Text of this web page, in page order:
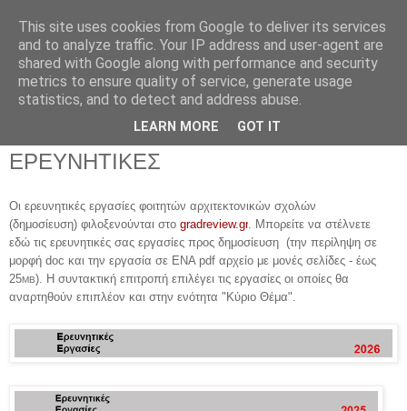
ΕΡΕΥΝΗΤΙΚΕΣ
Οι ερευνητικές εργασίες φοιτητών αρχιτεκτονικών σχολών
(δημοσίευση) φιλοξενούνται στο gradreview.gr. Μπορείτε να στέλνετε
εδώ τις ερευνητικές σας εργασίες προς δημοσίευση (την περίληψη σε
μορφή doc και την εργασία σε ΕΝΑ pdf αρχείο με μονές σελίδες - έως
25ΜΒ). Η συντακτική επιτροπή επιλέγει τις εργασίες οι οποίες θα
αναρτηθούν επιπλέον και στην ενότητα "Κύριο Θέμα".
This site uses cookies from Google to deliver its services
and to analyze traffic. Your IP address and user-agent are
shared with Google along with performance and security
metrics to ensure quality of service, generate usage
statistics, and to detect and address abuse.
LEARN MORE GOT IT